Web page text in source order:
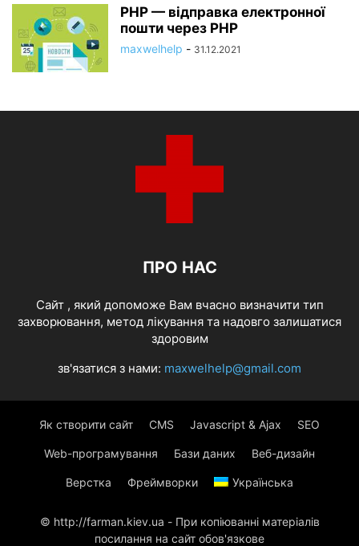
PHP — відправка електронної
пошти через PHP
maxwelhelp - 31.12.2021
ПРО НАС
Cайт , який допоможе Вам вчасно визначити тип
захворювання, метод лікування та надовго залишатися
здоровим
зв'язатися з нами: maxwelhelp@gmail.com
Як створити сайт CMS Javascript & Ajax SEO
Web-програмування Бази даних Веб-дизайн
Верстка Фреймворки Українська
© http://farman.kiev.ua - При копіюванні матеріалів
посилання на сайт обов'язкове